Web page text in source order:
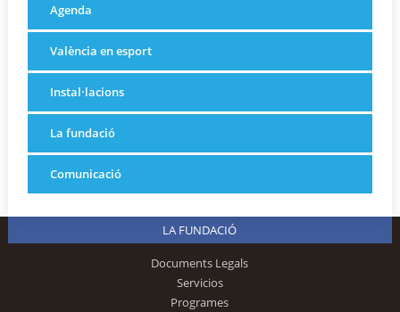
Agenda
València en esport
Instal·lacions
La fundació
Comunicació
LA FUNDACIÓ
Documents Legals
Servicios
Programes